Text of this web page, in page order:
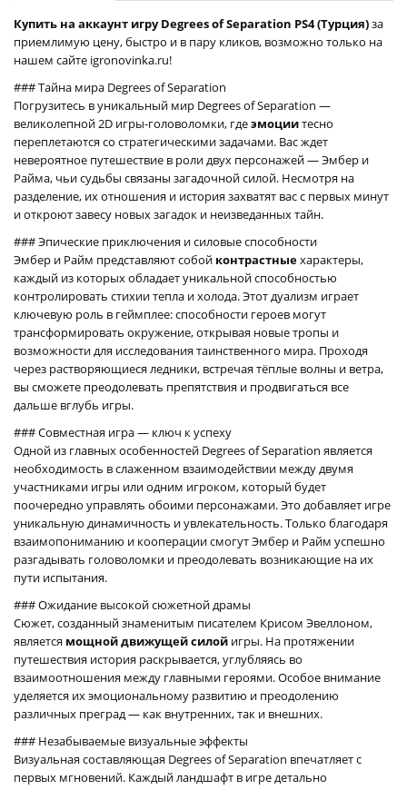
Купить на аккаунт игру Degrees of Separation PS4 (Турция)за
приемлимую цену, быстро и в пару кликов, возможно только на
нашем сайте igronovinka.ru!
### Тайна мира Degrees of Separation
Погрузитесь в уникальный мир Degrees of Separation —
великолепной 2D игры-головоломки, гдеэмоциитесно
переплетаются со стратегическими задачами. Вас ждет
невероятное путешествие в роли двух персонажей — Эмбер и
Райма, чьи судьбы связаны загадочной силой. Несмотря на
разделение, их отношения и история захватят вас с первых минут
и откроют завесу новых загадок и неизведанных тайн.
### Эпические приключения и силовые способности
Эмбер и Райм представляют собой контрастныехарактеры,
каждый из которых обладает уникальной способностью
контролировать стихии тепла и холода. Этот дуализм играет
ключевую роль в геймплее: способности героев могут
трансформировать окружение, открывая новые тропы и
возможности для исследования таинственного мира. Проходя
через растворяющиеся ледники, встречая тёплые волны и ветра,
вы сможете преодолевать препятствия и продвигаться все
дальше вглубь игры.
### Совместная игра — ключ к успеху
Одной из главных особенностей Degrees of Separation является
необходимость в слаженном взаимодействии между двумя
участниками игры или одним игроком, который будет
поочередно управлять обоими персонажами. Это добавляет игре
уникальную динамичность и увлекательность. Только благодаря
взаимопониманию и кооперации смогут Эмбер и Райм успешно
разгадывать головоломки и преодолевать возникающие на их
пути испытания.
### Ожидание высокой сюжетной драмы
Сюжет, созданный знаменитым писателем Крисом Эвеллоном,
является мощной движущей силой игры. На протяжении
путешествия история раскрывается, углубляясь во
взаимоотношения между главными героями. Особое внимание
уделяется их эмоциональному развитию и преодолению
различных преград — как внутренних, так и внешних.
### Незабываемые визуальные эффекты
Визуальная составляющая Degrees of Separation впечатляет с
первых мгновений. Каждый ландшафт в игре детально